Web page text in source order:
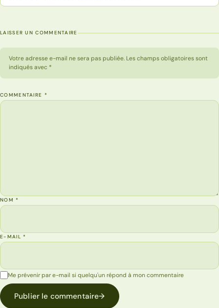
LAISSER UN COMMENTAIRE
Votre adresse e-mail ne sera pas publiée. Les champs obligatoires sont
indiqués avec *
COMMENTAIRE *
NOM*
E-MAIL*
Me prévenir par e-mail si quelqu'un répond à mon commentaire
Publier le commentaire→